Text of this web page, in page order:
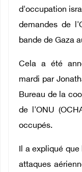
Englishd'occupation
demandes de
bande de Gaza
Cela a été
mardi par
Bureau de la
de l'ONU
occupés.
Il a expliqué
attaques